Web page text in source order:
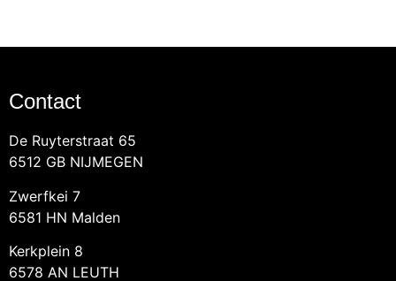
Contact
De Ruyterstraat 65
6512 GB NIJMEGEN
Zwerfkei 7
6581 HN Malden
Kerkplein 8
6578 AN LEUTH